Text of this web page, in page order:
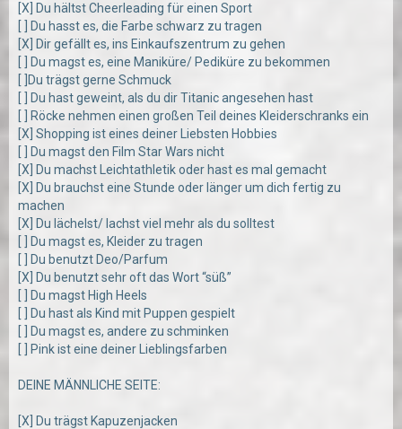
[X] Du hältst Cheerleading für einen Sport
[ ] Du hasst es, die Farbe schwarz zu tragen
[X] Dir gefällt es, ins Einkaufszentrum zu gehen
[ ] Du magst es, eine Maniküre/ Pediküre zu bekommen
[ ]Du trägst gerne Schmuck
[ ] Du hast geweint, als du dir Titanic angesehen hast
[ ] Röcke nehmen einen großen Teil deines Kleiderschranks ein
[X] Shopping ist eines deiner Liebsten Hobbies
[ ] Du magst den Film Star Wars nicht
[X] Du machst Leichtathletik oder hast es mal gemacht
[X] Du brauchst eine Stunde oder länger um dich fertig zu
machen
[X] Du lächelst/ lachst viel mehr als du solltest
[ ] Du magst es, Kleider zu tragen
[ ] Du benutzt Deo/Parfum
[X] Du benutzt sehr oft das Wort “süß”
[ ] Du magst High Heels
[ ] Du hast als Kind mit Puppen gespielt
[ ] Du magst es, andere zu schminken
[ ] Pink ist eine deiner Lieblingsfarben
DEINE MÄNNLICHE SEITE:
[X] Du trägst Kapuzenjacken